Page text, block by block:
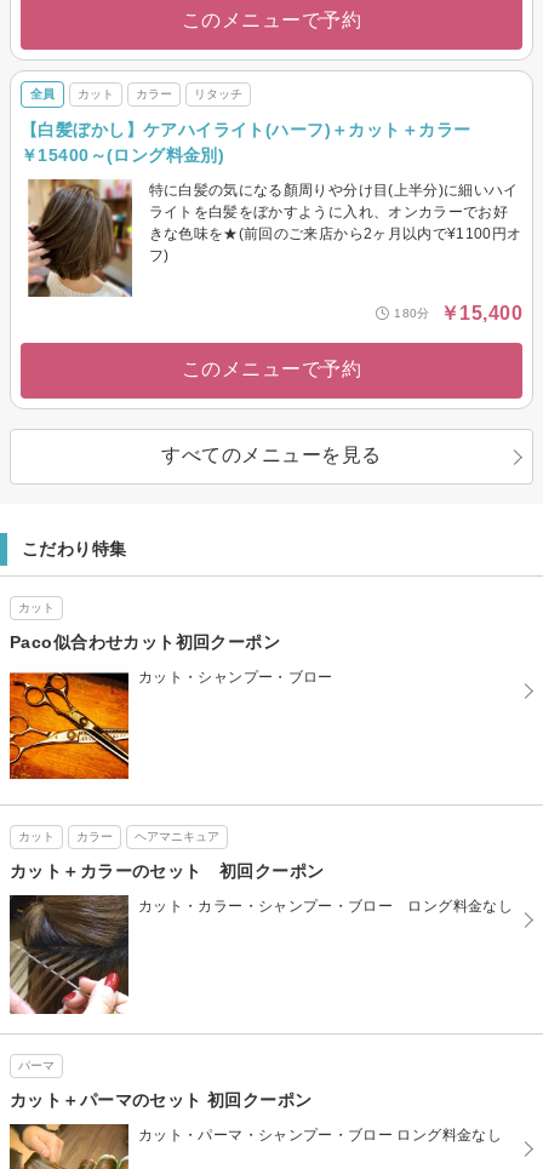
このメニューで予約
全員 カット カラー リタッチ
【白髪ぼかし】ケアハイライト(ハーフ)＋カット＋カラー
￥15400～(ロング料金別)
特に白髪の気になる顏周りや分け目(上半分)に細いハイ
ライトを白髪をぼかすように入れ、オンカラーでお好
きな色味を★(前回のご来店から2ヶ月以内で¥1100円オ
フ)
180分 ￥15,400
このメニューで予約
すべてのメニューを見る
こだわり特集
カット
Paco似合わせカット初回クーポン
カット・シャンプー・ブロー
カット カラー ヘアマニキュア
カット＋カラーのセット 初回クーポン
カット・カラー・シャンプー・ブロー ロング料金なし
パーマ
カット＋パーマのセット 初回クーポン
カット・パーマ・シャンプー・ブロー ロング料金なし